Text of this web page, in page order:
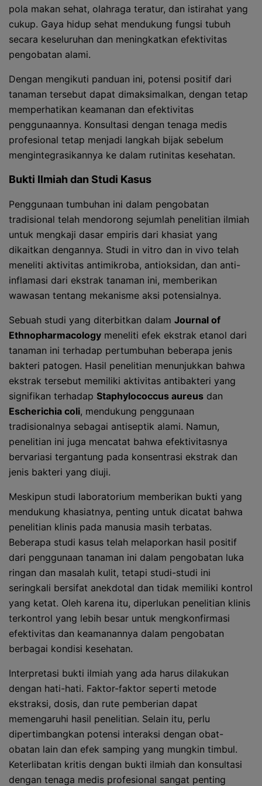
pola makan sehat, olahraga teratur, dan istirahat yang
cukup. Gaya hidup sehat mendukung fungsi tubuh
secara keseluruhan dan meningkatkan efektivitas
pengobatan alami.
Dengan mengikuti panduan ini, potensi positif dari
tanaman tersebut dapat dimaksimalkan, dengan tetap
memperhatikan keamanan dan efektivitas
penggunaannya. Konsultasi dengan tenaga medis
profesional tetap menjadi langkah bijak sebelum
mengintegrasikannya ke dalam rutinitas kesehatan.
Bukti Ilmiah dan Studi Kasus
Penggunaan tumbuhan ini dalam pengobatan
tradisional telah mendorong sejumlah penelitian ilmiah
untuk mengkaji dasar empiris dari khasiat yang
dikaitkan dengannya. Studi in vitro dan in vivo telah
meneliti aktivitas antimikroba, antioksidan, dan anti-
inflamasi dari ekstrak tanaman ini, memberikan
wawasan tentang mekanisme aksi potensialnya.
Sebuah studi yang diterbitkan dalam Journal of
Ethnopharmacology meneliti efek ekstrak etanol dari
tanaman ini terhadap pertumbuhan beberapa jenis
bakteri patogen. Hasil penelitian menunjukkan bahwa
ekstrak tersebut memiliki aktivitas antibakteri yang
signifikan terhadap Staphylococcus aureus dan
Escherichia coli, mendukung penggunaan
tradisionalnya sebagai antiseptik alami. Namun,
penelitian ini juga mencatat bahwa efektivitasnya
bervariasi tergantung pada konsentrasi ekstrak dan
jenis bakteri yang diuji.
Meskipun studi laboratorium memberikan bukti yang
mendukung khasiatnya, penting untuk dicatat bahwa
penelitian klinis pada manusia masih terbatas.
Beberapa studi kasus telah melaporkan hasil positif
dari penggunaan tanaman ini dalam pengobatan luka
ringan dan masalah kulit, tetapi studi-studi ini
seringkali bersifat anekdotal dan tidak memiliki kontrol
yang ketat. Oleh karena itu, diperlukan penelitian klinis
terkontrol yang lebih besar untuk mengkonfirmasi
efektivitas dan keamanannya dalam pengobatan
berbagai kondisi kesehatan.
Interpretasi bukti ilmiah yang ada harus dilakukan
dengan hati-hati. Faktor-faktor seperti metode
ekstraksi, dosis, dan rute pemberian dapat
memengaruhi hasil penelitian. Selain itu, perlu
dipertimbangkan potensi interaksi dengan obat-
obatan lain dan efek samping yang mungkin timbul.
Keterlibatan kritis dengan bukti ilmiah dan konsultasi
dengan tenaga medis profesional sangat penting